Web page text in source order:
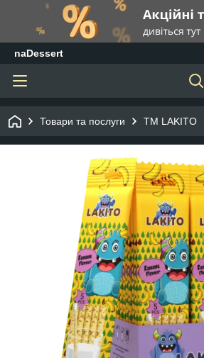
naDessert
Товари та послуги ТМ LAKITO